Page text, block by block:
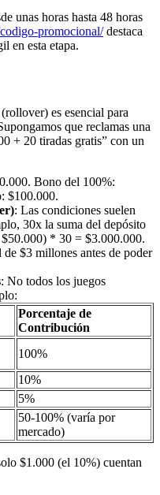
unas horas hasta 48 horas
promocional/destaca
en esta etapa.
es esencial para
que reclamas una
+ 20 tiradas gratis” con un
Bono del 100%:
$100.000.
: Las condiciones suelen
30x la suma del depósito
* 30 = $3.000.000.
$3 millones antes de poder
: No todos los juegos
Porcentaje de
Contribución
100%
10%
5%
50-100% (varía por
mercado)
$1.000 (el 10%) cuentan